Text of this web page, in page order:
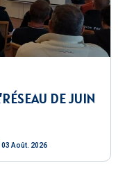
DE JUIN
03 Août. 2026